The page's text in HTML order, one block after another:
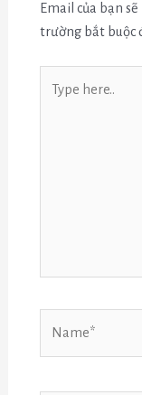
Email của bạn
trường bắt buộc
here..